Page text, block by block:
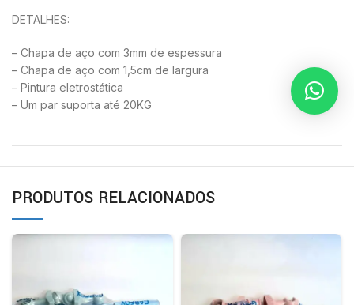
DETALHES:
– Chapa de aço com 3mm de espessura
– Chapa de aço com 1,5cm de largura
– Pintura eletrostática
– Um par suporta até 20KG
PRODUTOS RELACIONADOS